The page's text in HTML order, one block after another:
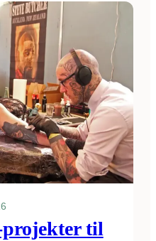
projekter til